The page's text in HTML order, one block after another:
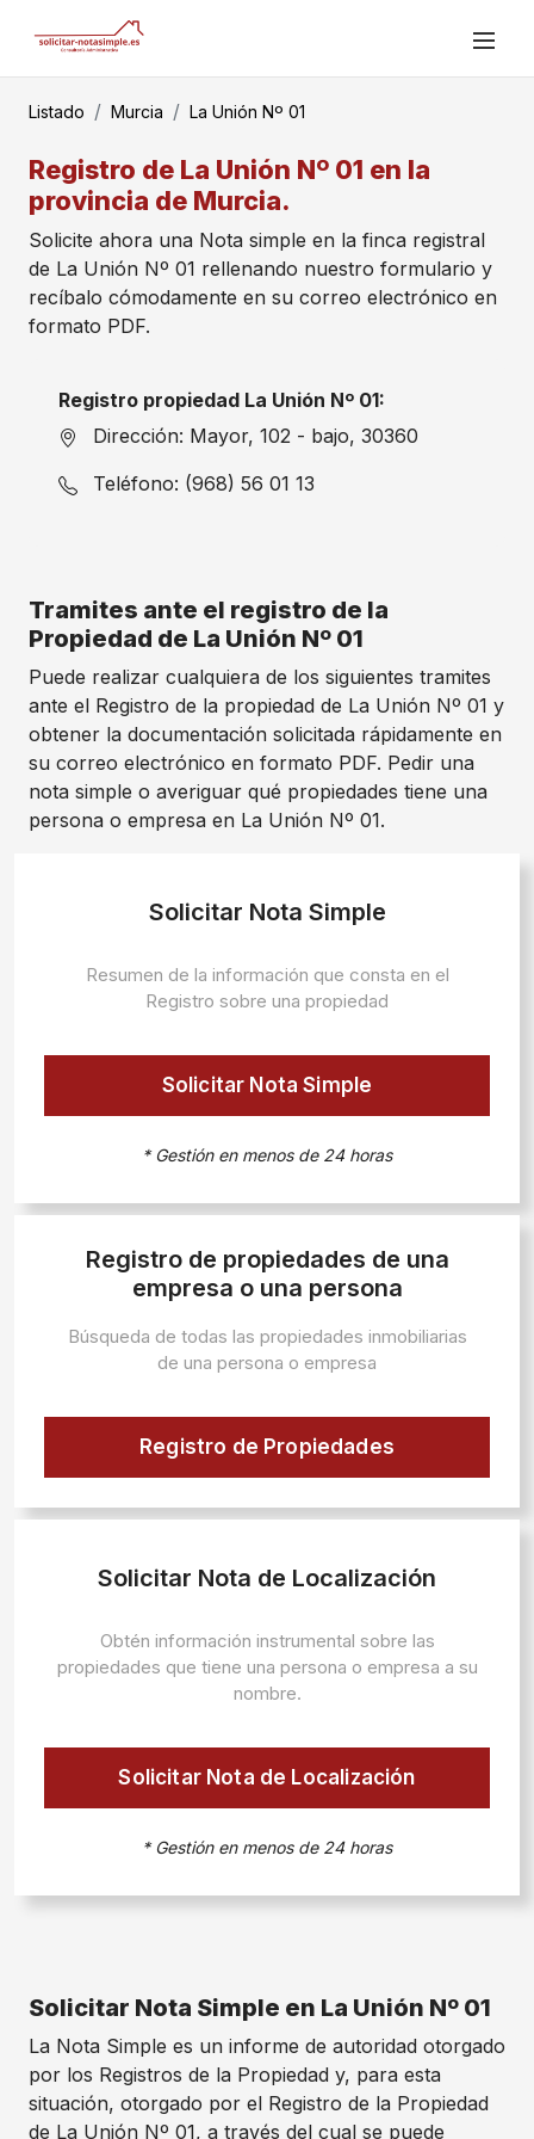
Listado Murcia La Unión Nº 01
Registro de La Unión Nº 01 en la
provincia de Murcia.
Solicite ahora una Nota simple en la finca registral
de La Unión Nº 01 rellenando nuestro formulario y
recíbalo cómodamente en su correo electrónico en
formato PDF.
Registro propiedad La Unión Nº 01:
Dirección: Mayor, 102 - bajo, 30360
Teléfono: (968) 56 01 13
Tramites ante el registro de la
Propiedad de La Unión Nº 01
Puede realizar cualquiera de los siguientes tramites
ante el Registro de la propiedad de La Unión Nº 01 y
obtener la documentación solicitada rápidamente en
su correo electrónico en formato PDF. Pedir una
nota simple o averiguar qué propiedades tiene una
persona o empresa en La Unión Nº 01.
Solicitar Nota Simple
Resumen de la información que consta en el
Registro sobre una propiedad
Solicitar Nota Simple
* Gestión en menos de 24 horas
Registro de propiedades de una
empresa o una persona
Búsqueda de todas las propiedades inmobiliarias
de una persona o empresa
Registro de Propiedades
Solicitar Nota de Localización
Obtén información instrumental sobre las
propiedades que tiene una persona o empresa a su
nombre.
Solicitar Nota de Localización
* Gestión en menos de 24 horas
Solicitar Nota Simple en La Unión Nº 01
La Nota Simple es un informe de autoridad otorgado
por los Registros de la Propiedad y, para esta
situación, otorgado por el Registro de la Propiedad
de La Unión Nº 01, a través del cual se puede